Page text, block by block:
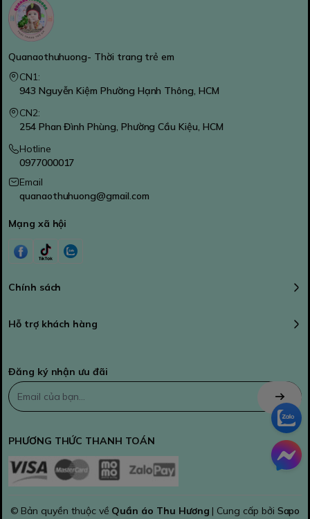
Quanaothuhuong- Thời trang trẻ em
CN1:
943 Nguyễn Kiệm Phường Hạnh Thông, HCM
CN2:
254 Phan Đình Phùng, Phường Cầu Kiệu, HCM
Hotline
0977000017
Email
quanaothuhuong@gmail.com
Mạng xã hội
Chính sách
Hỗ trợ khách hàng
Đăng ký nhận ưu đãi
PHƯƠNG THỨC THANH TOÁN
© Bản quyền thuộc về Quần áo Thu Hương | Cung cấp bởi Sapo